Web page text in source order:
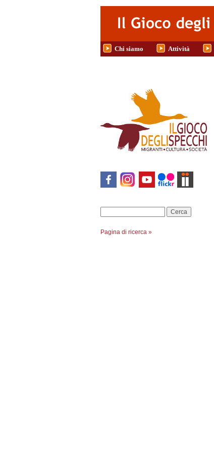
Chi siamo Attività
Pagina di ricerca »